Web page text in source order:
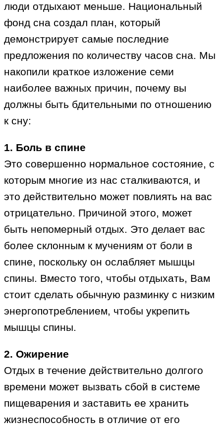
люди отдыхают меньше. Национальный
фонд сна создал план, который
демонстрирует самые последние
предложения по количеству часов сна. Мы
накопили краткое изложение семи
наиболее важных причин, почему вы
должны быть бдительными по отношению
к сну:
1. Боль в спине
Это совершенно нормальное состояние, с
которым многие из нас сталкиваются, и
это действительно может повлиять на вас
отрицательно. Причиной этого, может
быть непомерный отдых. Это делает вас
более склонным к мучениям от боли в
спине, поскольку он ослабляет мышцы
спины. Вместо того, чтобы отдыхать, Вам
стоит сделать обычную разминку с низким
энергопотреблением, чтобы укрепить
мышцы спины.
2. Ожирение
Отдых в течение действительно долгого
времени может вызвать сбой в системе
пищеварения и заставить ее хранить
жизнеспособность в отличие от его